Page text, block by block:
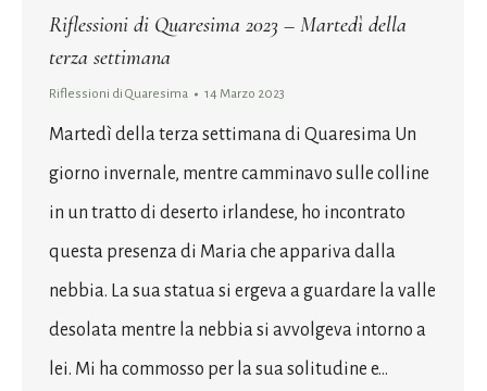
Riflessioni di Quaresima 2023 – Martedì della
terza settimana
Riflessioni di Quaresima 14 Marzo 2023
Martedì della terza settimana di Quaresima Un
giorno invernale, mentre camminavo sulle colline
in un tratto di deserto irlandese, ho incontrato
questa presenza di Maria che appariva dalla
nebbia. La sua statua si ergeva a guardare la valle
desolata mentre la nebbia si avvolgeva intorno a
lei. Mi ha commosso per la sua solitudine e…